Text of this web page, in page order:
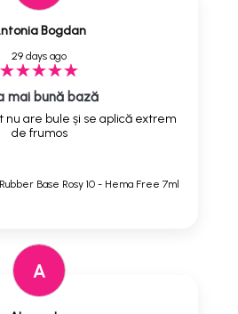
Bogdan
29 days ago
mai bună bază
nu are bule și se aplică extrem
de frumos
Base Rosy 10 - Hema Free 7ml
A